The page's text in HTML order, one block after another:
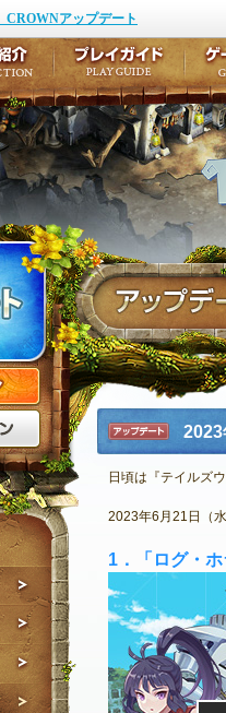
CROWNアップデート
公式サイトにログイン
外部サービスIDでログ
最新情報
お知らせ
イベント
アップデート
アップデ
ート
日頃は『テイルズ
2023年6月21日（
1．「ログ・
ト
デート
ナンス
ゲーム紹介
キャラクター作成
テイルズ初級者講座
ここだけは知ってお